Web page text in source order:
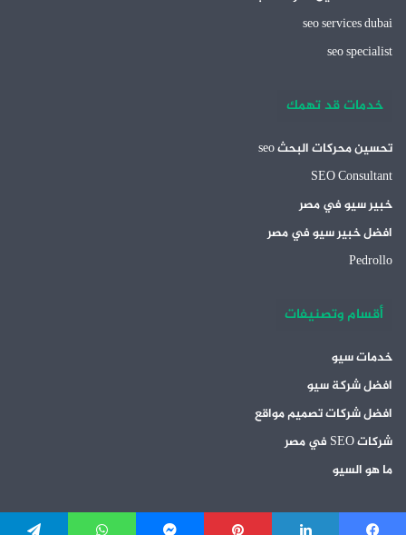
seo services dubai
seo specialist
خدمات قد تهمك
تحسين محركات البحث seo
SEO Consultant
خبير سيو في مصر
افضل خبير سيو في مصر
Pedrollo
أقسام وتصنيفات
خدمات سيو
افضل شركة سيو
افضل شركات تصميم مواقع
شركات SEO في مصر
ما هو السيو